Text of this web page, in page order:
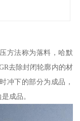
方法称为落料，哈默
去除封闭轮廓内的材
冲下的部分为成品，
成品。